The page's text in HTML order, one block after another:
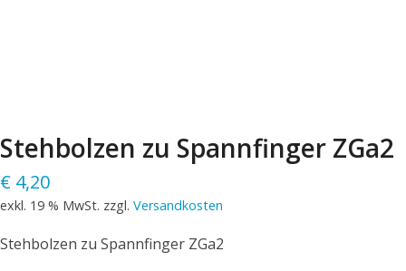
Stehbolzen zu Spannfinger ZGa2
€ 4,20
exkl. 19 % MwSt. zzgl. Versandkosten
Stehbolzen zu Spannfinger ZGa2